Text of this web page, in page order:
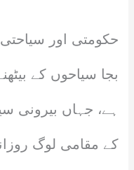
حکومتی اور
بجا سیاحوں کے
ہے، جہاں بیرونی
کے مقامی لوگ